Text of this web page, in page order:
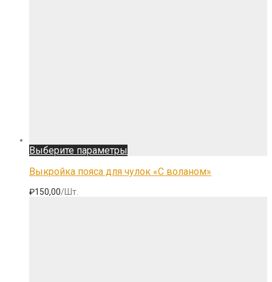
Выберите параметры
товар
имеет
несколько
Выкройка пояса для чулок «С воланом»
₽150,00/Шт.